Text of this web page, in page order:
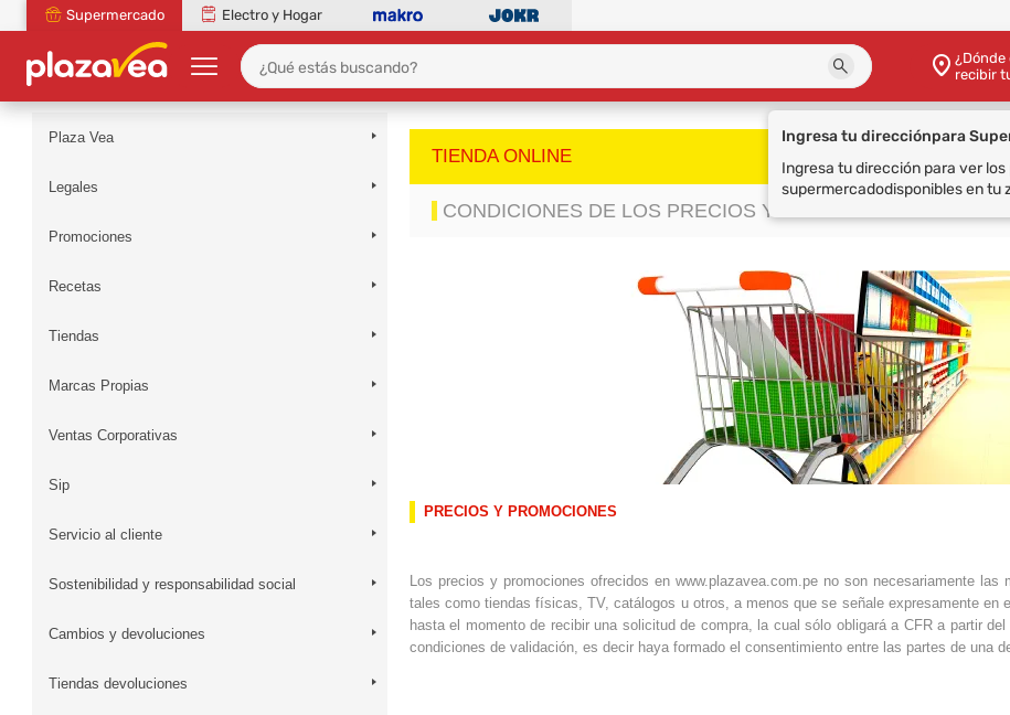
Supermercado Electro y Hogar
¿Dónde
recibir
Plaza Vea
Legales
Promociones
Recetas
Tiendas
Marcas Propias
Ventas Corporativas
Sip
Servicio al cliente
Sostenibilidad y responsabilidad social
Cambios y devoluciones
Tiendas devoluciones
TIENDA ONLINE
CONDICIONES DE LOS PRECIOS Y PROMOCIONES
PRECIOS Y PROMOCIONES
Los precios y promociones ofrecidos en www.plazavea.com.pe no son necesariamente
tales como tiendas físicas, TV, catálogos u otros, a menos que se señale expresamente en
hasta el momento de recibir una solicitud de compra, la cual sólo obligará a CFR a partir
condiciones de validación, es decir haya formado el consentimiento entre las partes de una